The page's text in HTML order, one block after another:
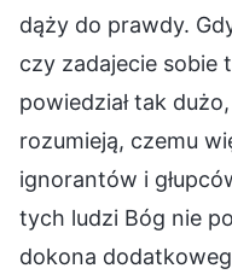
dąży do prawdy.
czy zadajecie sobie
powiedział tak
rozumieją, czemu
ignorantów i
tych ludzi Bóg nie
dokona